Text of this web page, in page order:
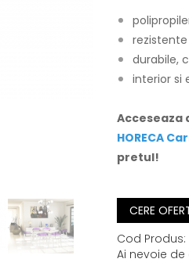
rezistente
durabile,
interior si
Acceseaza
HORECA
pretul!
CERE
Cod Produs:
Ai nevoie de